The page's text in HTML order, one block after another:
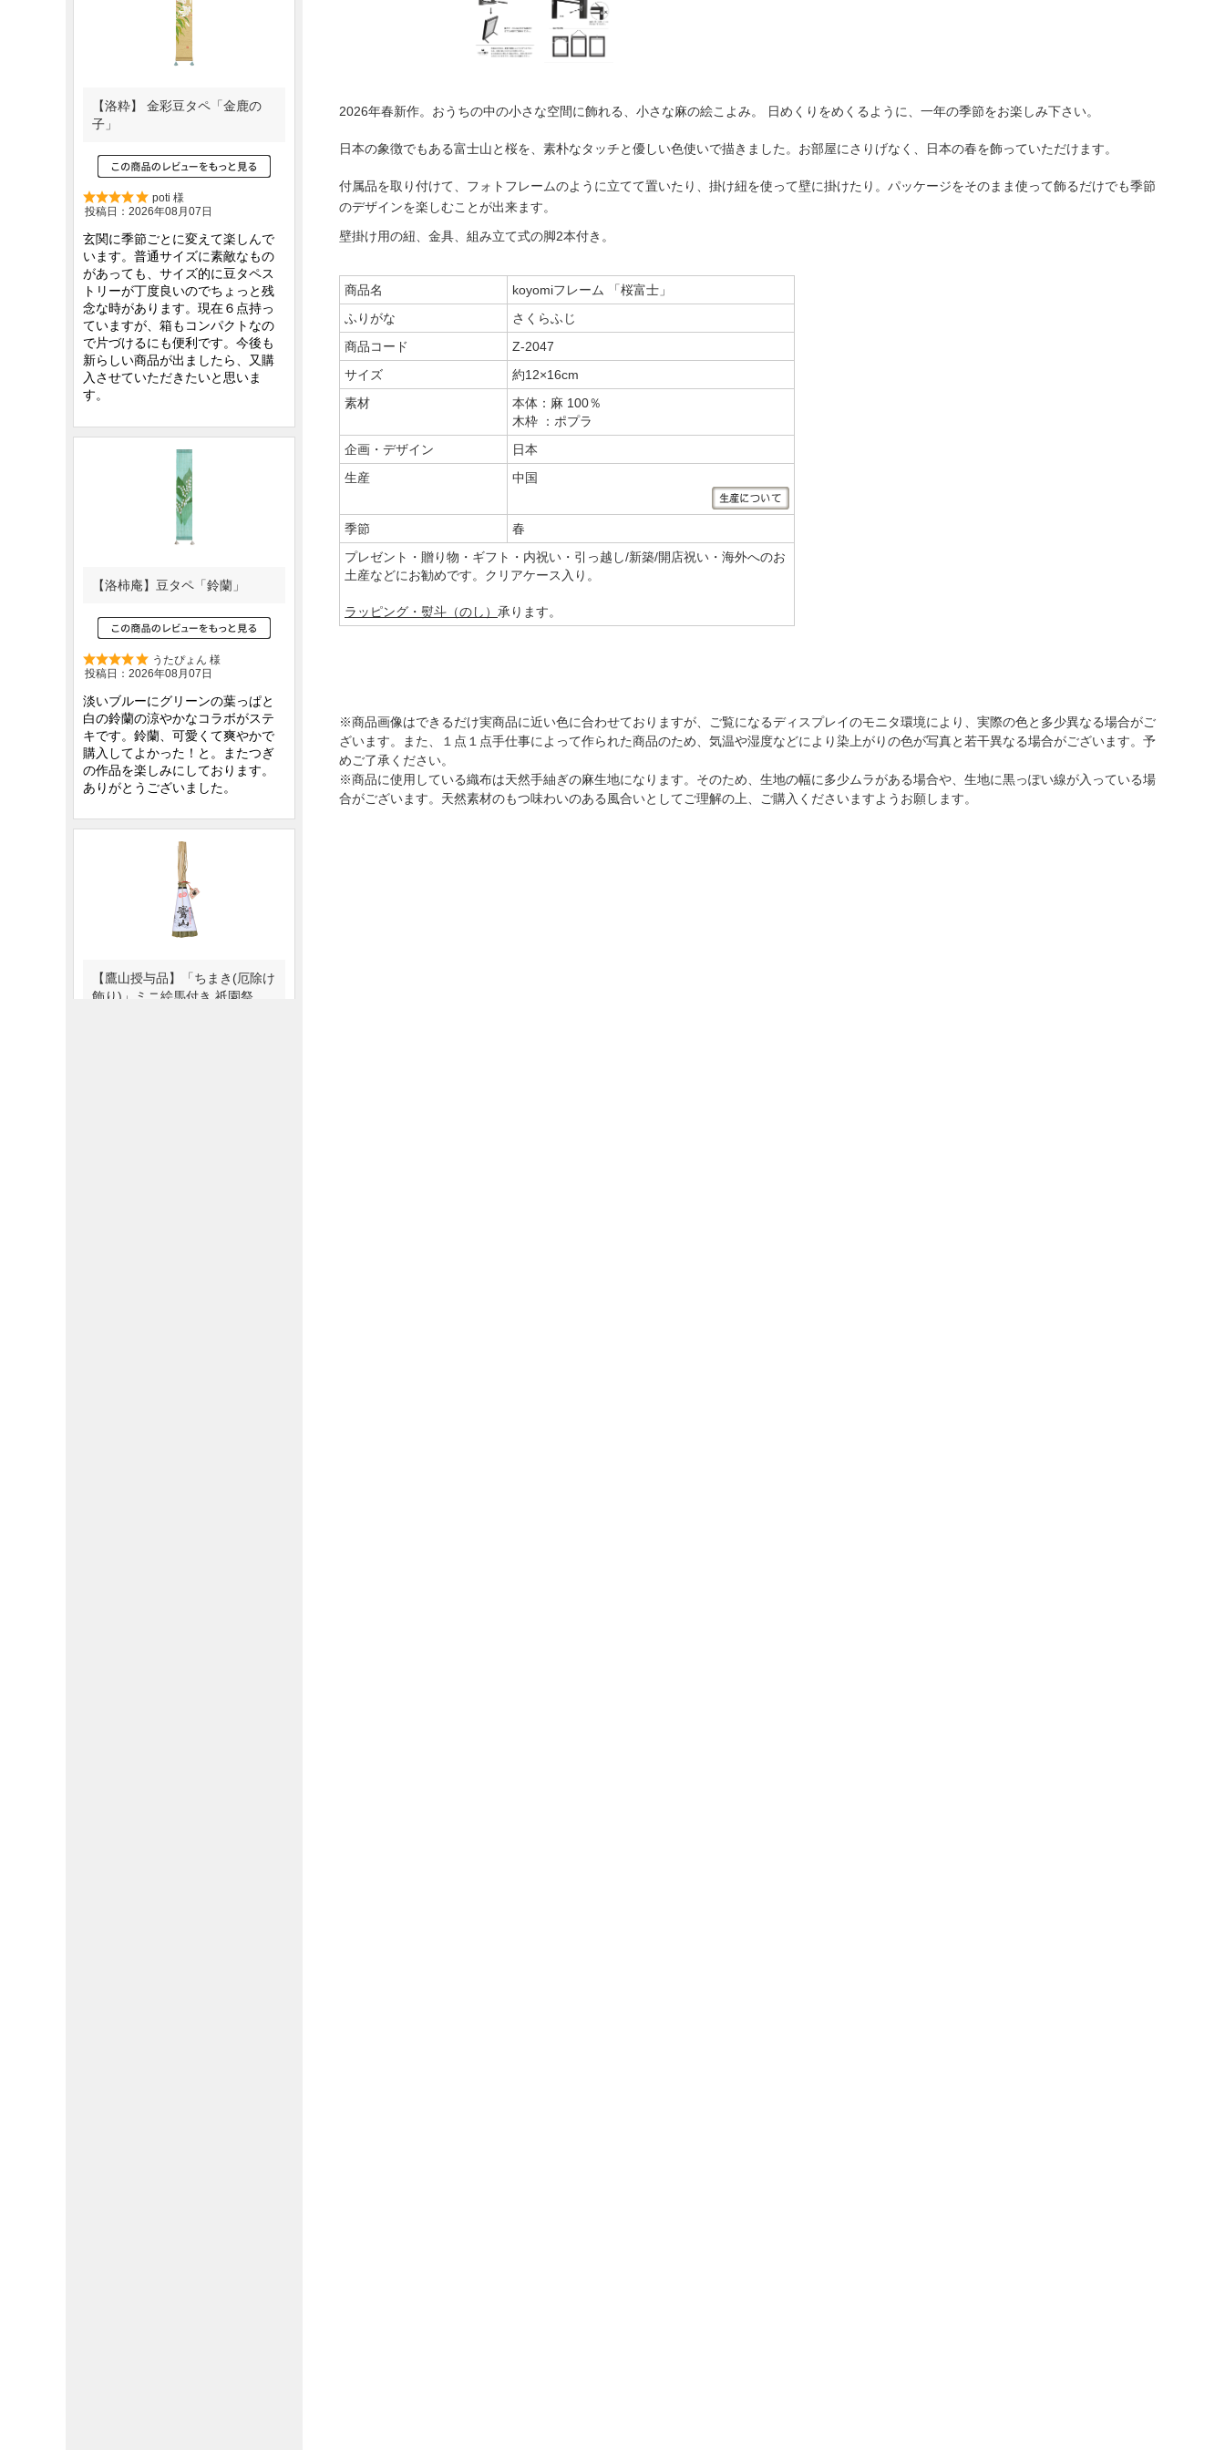
2026年春新作。おうちの中の小さな空間に飾れる、小さな麻の絵こよみ。 日めくりをめくるように、一年の季節をお楽しみ下さい。
日本の象徴でもある富士山と桜を、素朴なタッチと優しい色使いで描きました。お部屋にさりげなく、日本の春を飾っていただけます。
付属品を取り付けて、フォトフレームのように立てて置いたり、掛け紐を使って壁に掛けたり。パッケージをそのまま使って飾るだけでも季節
のデザインを楽しむことが出来ます。
壁掛け用の紐、金具、組み立て式の脚2本付き。
商品名
koyomiフレーム 「桜富士」
ふりがな
さくらふじ
商品コード
Z-2047
サイズ
約12×16cm
素材
本体：麻 100％
木枠 ：ポプラ
企画・デザイン
日本
生産
中国
季節
春
プレゼント・贈り物・ギフト・内祝い・引っ越し/新築/開店祝い・海外へのお
土産などにお勧めです。クリアケース入り。
ラッピング・熨斗（のし） 承ります。
※商品画像はできるだけ実商品に近い色に合わせておりますが、ご覧になるディスプレイのモニタ環境により、実際の色と多少異なる場合がご
ざいます。また、１点１点手仕事によって作られた商品のため、気温や湿度などにより染上がりの色が写真と若干異なる場合がございます。予
めご了承ください。
※商品に使用している織布は天然手紬ぎの麻生地になります。そのため、生地の幅に多少ムラがある場合や、生地に黒っぽい線が入っている場
合がございます。天然素材のもつ味わいのある風合いとしてご理解の上、ご購入くださいますようお願します。